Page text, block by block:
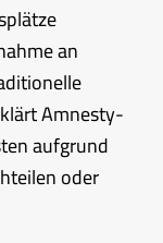
an
Amnesty-
aufgrund
oder